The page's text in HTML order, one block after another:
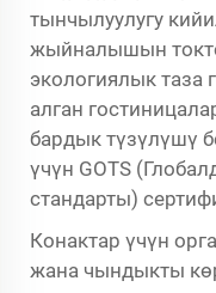
тынчылуулугу
жыйналышын
экологиялык
алган
бардык түзүлүшү
үчүн GOTS
стандарты)
Конактар үчүн
жана чындыкты